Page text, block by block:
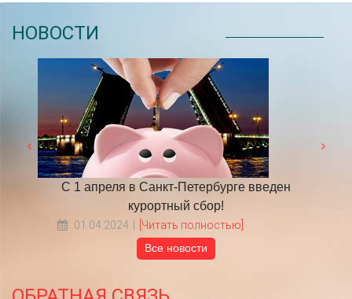
НОВОСТИ
С 1 апреля в Санкт-Петербурге введен
курортный сбор!
01.04.2024 [Читать полностью]
Все новости